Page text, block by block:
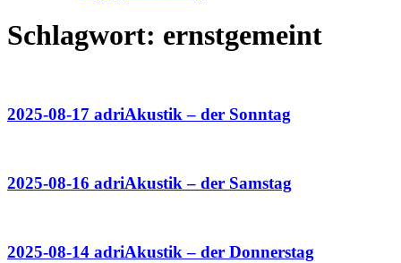
Schlagwort: ernstgemeint
2025-08-17 adriAkustik – der Sonntag
2025-08-16 adriAkustik – der Samstag
2025-08-14 adriAkustik – der Donnerstag